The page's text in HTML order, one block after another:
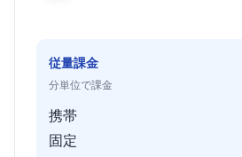
従量課金
分単位で課金
携帯
固定